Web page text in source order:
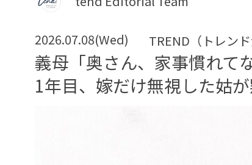
2026.07.08(Wed) TREND（トレンド
義母「奥さん、家事慣れ
1年目、嫁だけ無視した姑